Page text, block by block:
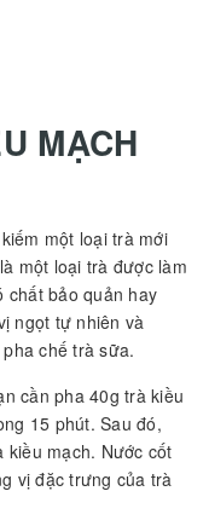
MẠCH
một loại trà mới
một loại trà được làm
chất bảo quản hay
ngọt tự nhiên và
chế trà sữa.
cần pha 40g trà kiều
15 phút. Sau đó,
mạch. Nước cốt
vị đặc trưng của trà